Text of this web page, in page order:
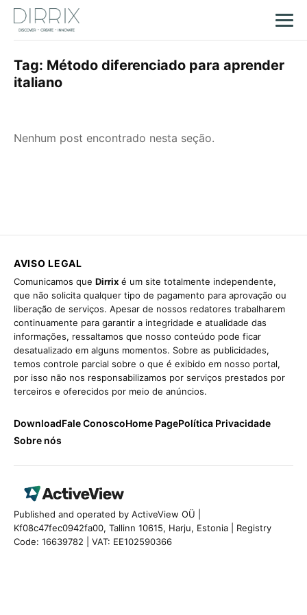
Tag: Método diferenciado para aprender
italiano
Nenhum post encontrado nesta seção.
AVISO LEGAL
Comunicamos que Dirrix é um site totalmente independente,
que não solicita qualquer tipo de pagamento para aprovação ou
liberação de serviços. Apesar de nossos redatores trabalharem
continuamente para garantir a integridade e atualidade das
informações, ressaltamos que nosso conteúdo pode ficar
desatualizado em alguns momentos. Sobre as publicidades,
temos controle parcial sobre o que é exibido em nosso portal,
por isso não nos responsabilizamos por serviços prestados por
terceiros e oferecidos por meio de anúncios.
DownloadFale ConoscoHome PagePolítica Privacidade
Sobre nós
Published and operated by ActiveView OÜ |
Kf08c47fec0942fa00, Tallinn 10615, Harju, Estonia | Registry
Code: 16639782 | VAT: EE102590366